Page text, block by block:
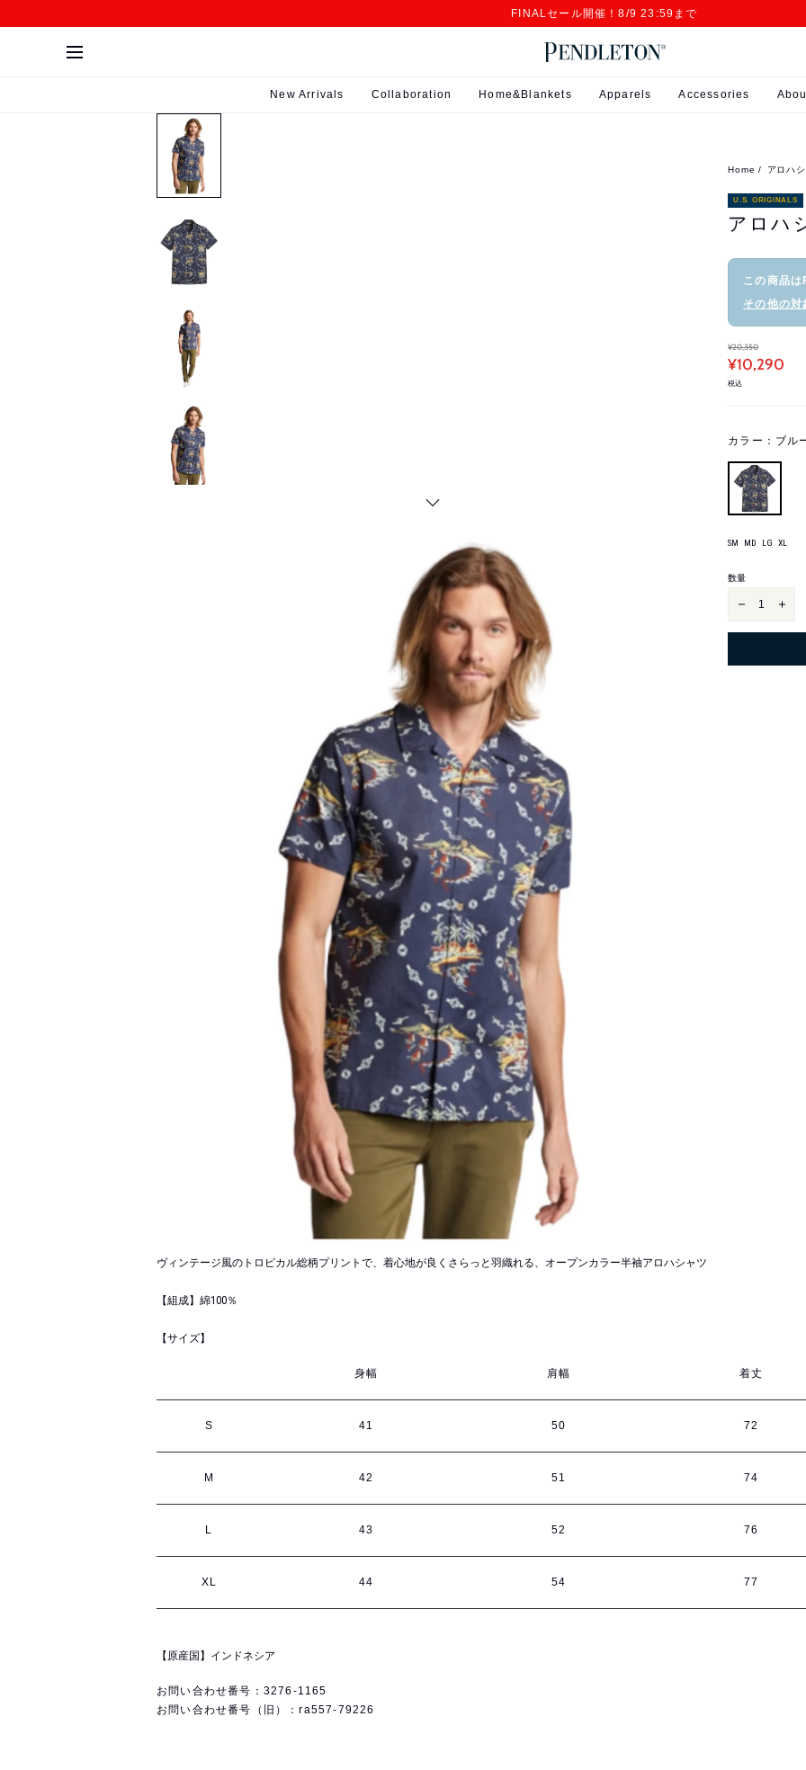
FINALセール開催！8/9 23:59まで
New Arrivals Collaboration Home&Blankets Apparels Accessories
Next
Home アロハ
U.S. ORIGINALS
アロハ
この商品は
その他の対
¥20,350
¥10,290
税込
カラー： ブル
サ
SM
SM MD LG XL
数量
ア
ヴィンテージ風のトロピカル総柄プリントで、着心地が良くさらっと羽織れる、オープンカラー半袖アロハシャツ
【組成】綿100％
【サイズ】
身幅 肩幅 着丈
S 41 50 72
M 42 51 74
L 43 52 76
XL 44 54 77
【原産国】インドネシア
お問い合わせ番号：3276-1165
お問い合わせ番号（旧）：ra557-79226